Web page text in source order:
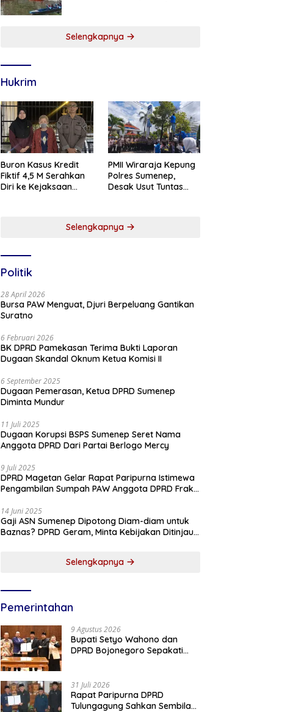
Selengkapnya
Hukrim
Buron Kasus Kredit
Fiktif 4,5 M Serahkan
Diri ke Kejaksaan
PMII Wiraraja Kepung
Polres Sumenep,
Desak Usut Tuntas
Selengkapnya
Politik
28 April 2026
Bursa PAW Menguat, Djuri Berpeluang Gantikan
Suratno
6 Februari 2026
BK DPRD Pamekasan Terima Bukti Laporan
Dugaan Skandal Oknum Ketua Komisi II
6 September 2025
Dugaan Pemerasan, Ketua DPRD Sumenep
Diminta Mundur
11 Juli 2025
Dugaan Korupsi BSPS Sumenep Seret Nama
Anggota DPRD Dari Partai Berlogo Mercy
9 Juli 2025
DPRD Magetan Gelar Rapat Paripurna Istimewa
Pengambilan Sumpah PAW Anggota DPRD Fraksi
14 Juni 2025
Gaji ASN Sumenep Dipotong Diam-diam untuk
Baznas? DPRD Geram, Minta Kebijakan Ditinjau
Selengkapnya
Pemerintahan
9 Agustus 2026
Bupati Setyo Wahono dan
DPRD Bojonegoro Sepakati
31 Juli 2026
Rapat Paripurna DPRD
Tulungagung Sahkan Sembilan